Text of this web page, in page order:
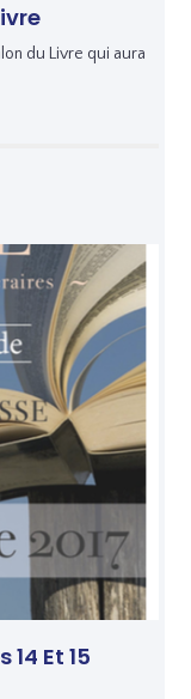
du Livre qui aura
14 Et 15